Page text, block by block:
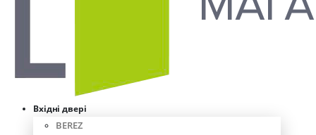
Вхідні двері
BEREZ